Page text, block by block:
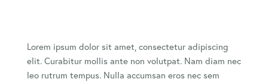
Lorem ipsum dolor sit amet, consectetur adipiscing
elit. Curabitur mollis ante non volutpat. Nam diam nec
leo rutrum tempus. Nulla accumsan eros nec sem